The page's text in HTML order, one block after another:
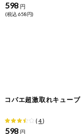
598 円
(税込 658円)
コバエ超激取れキューブ
(4)
598 円